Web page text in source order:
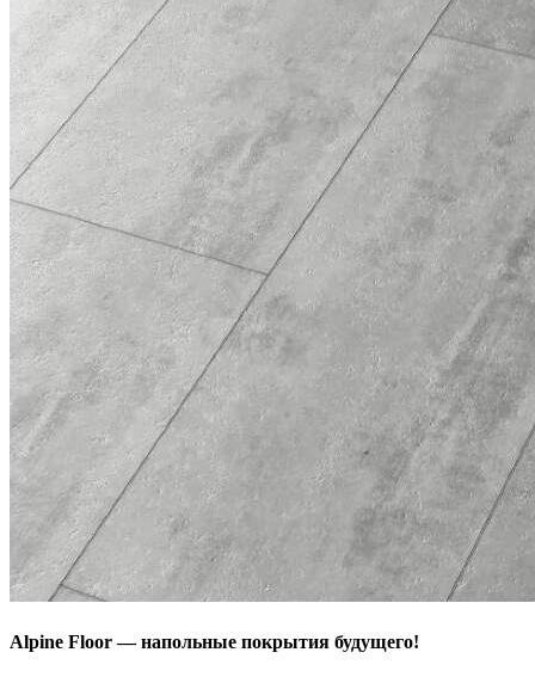
Alpine Floor — напольные покрытия будущего!